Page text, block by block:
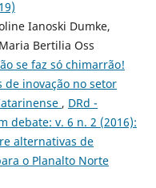
Ianoski Dumke,
Bertilia Oss
se faz só chimarrão!
de inovação no setor
, DRd -
debate: v. 6 n. 2 (2016):
alternativas de
o Planalto Norte